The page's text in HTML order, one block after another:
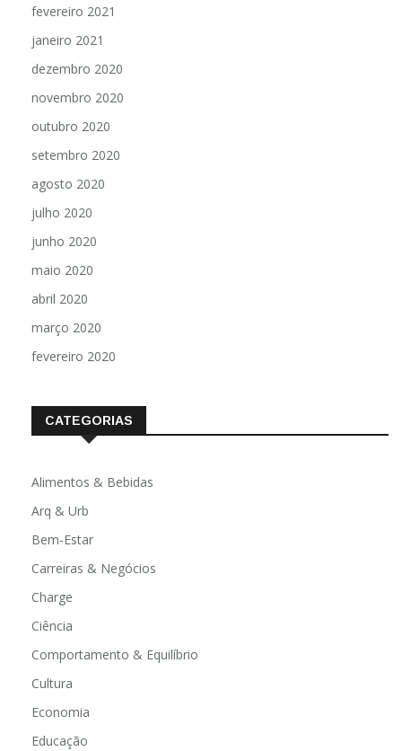
fevereiro 2021
janeiro 2021
dezembro 2020
novembro 2020
outubro 2020
setembro 2020
agosto 2020
julho 2020
junho 2020
maio 2020
abril 2020
março 2020
fevereiro 2020
CATEGORIAS
Alimentos & Bebidas
Arq & Urb
Bem-Estar
Carreiras & Negócios
Charge
Ciência
Comportamento & Equilíbrio
Cultura
Economia
Educação